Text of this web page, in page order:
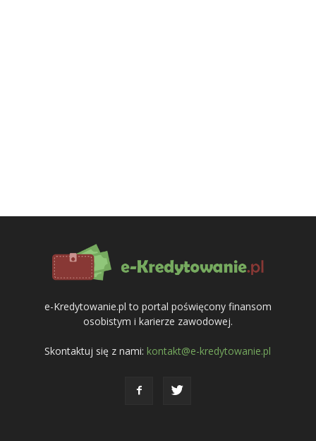
e-Kredytowanie.pl to portal poświęcony finansom
osobistym i karierze zawodowej.
Skontaktuj się z nami: kontakt@e-kredytowanie.pl